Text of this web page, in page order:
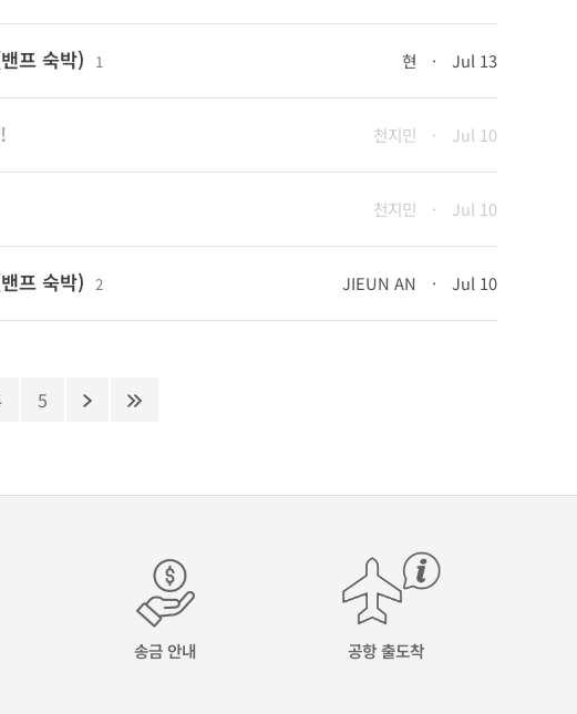
프 숙박) 1 현 · Jul 13
천지민 · Jul 10
천지민 · Jul 10
프 숙박) 2 JIEUN AN · Jul 10
5
송금 안내 공항 출도착